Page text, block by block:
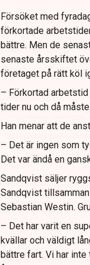
Försöket med
förkortade
bättre. Men de
senaste årsskiftet
företaget på rätt köl
– Förkortad
tider nu och då
Han menar att de
– Det är ingen som
Det var ändå en
Sandqvist säljer
Sandqvist
Sebastian Westin.
– Det har varit en
kvällar och väldigt
bättre fart. Vi har